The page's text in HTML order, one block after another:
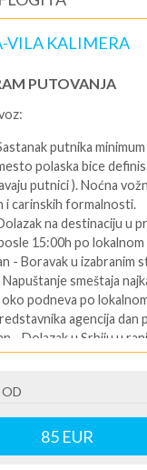
VILA KALIMERA
PUTOVANJA
putnika
polaska bice
putnici ). Noćna
i carinskih formalnosti.
na destinaciju u
15:00h po
- Boravak u izabranim
Napuštanje smeštaja
oko podneva po
agencija dan
- Dolazak u Srbiju u
se nalazi na
o smestaju (
časova u određeni
85EUR